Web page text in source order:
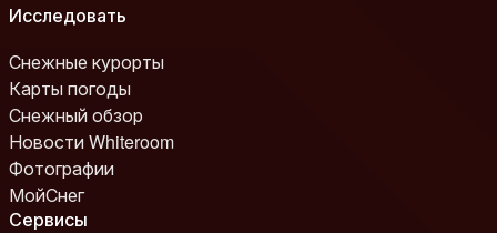
Исследовать
Снежные курорты
Карты погоды
Снежный обзор
Новости Whiteroom
Фотографии
МойСнег
Сервисы